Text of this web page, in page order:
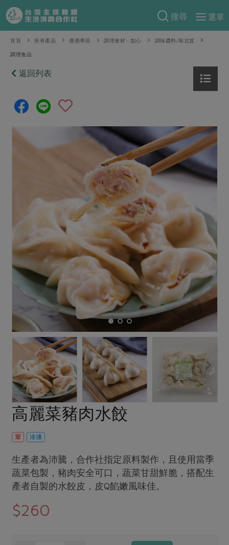
搜尋
選單
產品分類
當季蔬果
一籃菜
辛香料類
奶蛋豆・五穀
乳製品
米麵雜糧
水產
水畜加工品
調理食材・點心
調味醬料/南北貨 烘焙
休閒零嘴 沖泡飲品
保健食品
居家好物
美妝保養 個人清潔
家庭清潔 織品
日用品 圖書禮品
防災用品
最新產品
優惠專區
素食專區
食譜料理
米食
肉食
蛋料理
料理方式
烘焙．點心
醬料
湯品．鍋物
涼拌沙拉
飲品
主題食譜
異國料理
年菜食譜
節慶大餐
高麗菜海鮮煎餅
預購活動
把最好的台灣味帶回家！
防災用品預購圓滿結束
2026年端午節預購圓滿結束
當季產品
傳到心坎裡，誠心又澎派
合作25-經典快閃最後一週
合作25-精選產品第四彈
更多當季產品
議題活動
主婦聯盟X樂齡網特約優惠案
30%rPET紅烏龍茶
2024農業發展計畫年度報告
更多議題活動
傳到心坎裡，誠心又澎派
綠主張
觀點文章
一籃菜真心話
合作聯合國
產品故事 生活提案
樂齡生活 親子食育
關注議題
減硝酸鹽 惜食
非基改運動 支持本土農糧
廢核運動 能源議題
減添加物 減塑減廢
食農教育
更多議題
生活者e週報
關於合作社
合作社組織
員工與求才
產品檢驗
自主把關
檢驗報告
硝酸鹽檢驗
社員權益
合作社法規
社務專區
選舉專區
最新消息
媒體報導
下載專區
地區活動
首頁 所有產品 優惠專區 調理食材・點心 調味醬料/南北貨
調理食品
返回列表
高麗菜豬肉水餃
葷 冷凍
生產者為沛騰，合作社指定原料製作，且使用當季
蔬菜包製，豬肉安全可口，蔬菜甘甜鮮脆，搭配生
產者自製的水餃皮，皮Q餡嫩風味佳。
$260